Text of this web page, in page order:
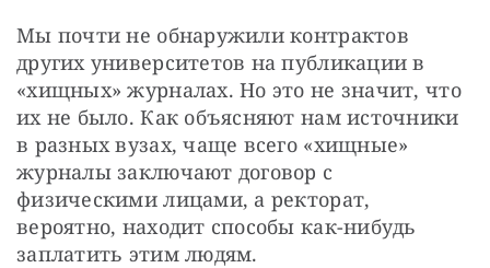
Мы почти не обнаружили контрактов
других университетов на публикации в
«хищных» журналах. Но это не значит, что
их не было. Как объясняют нам источники
в разных вузах, чаще всего «хищные»
журналы заключают договор с
физическими лицами, а ректорат,
вероятно, находит способы как-нибудь
заплатить этим людям.